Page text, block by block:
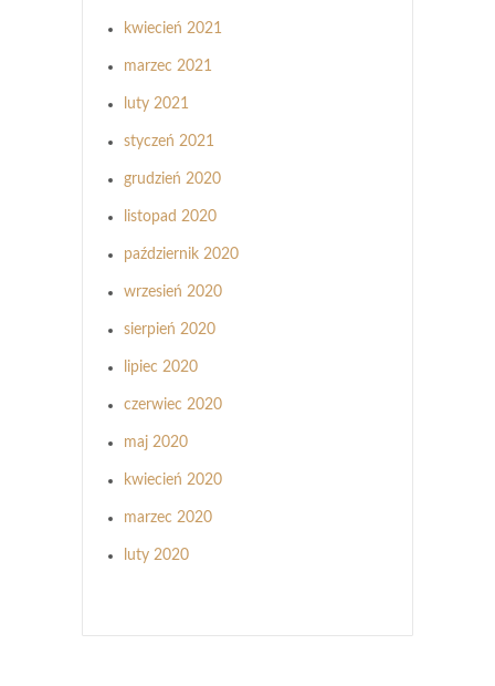
kwiecień 2021
marzec 2021
luty 2021
styczeń 2021
grudzień 2020
listopad 2020
październik 2020
wrzesień 2020
sierpień 2020
lipiec 2020
czerwiec 2020
maj 2020
kwiecień 2020
marzec 2020
luty 2020